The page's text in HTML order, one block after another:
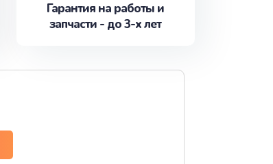
Гарантия на работы и
запчасти - до 3-х лет